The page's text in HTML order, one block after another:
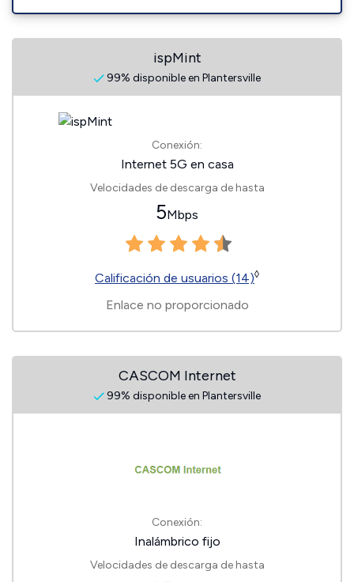
ispMint
99% disponible en Plantersville
Conexión:
Internet 5G en casa
Velocidades de descarga de hasta
5Mbps
Calificación de usuarios (14)◊
Enlace no proporcionado
CASCOM Internet
99% disponible en Plantersville
Conexión:
Inalámbrico fijo
Velocidades de descarga de hasta